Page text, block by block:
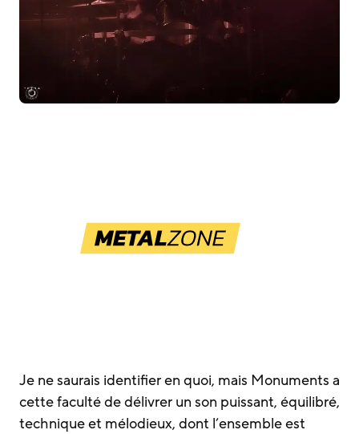
Je ne saurais identifier en quoi, mais Monuments a
cette faculté de délivrer un son puissant, équilibré,
technique et mélodieux, dont l’ensemble est